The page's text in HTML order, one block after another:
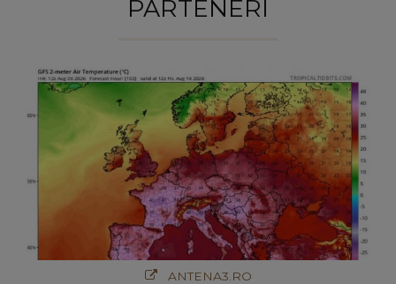
PARTENERI
ANTENA3.RO